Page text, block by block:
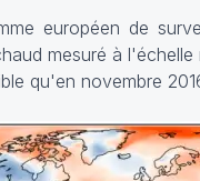
européen de
mesuré à l'échelle
qu'en novembre